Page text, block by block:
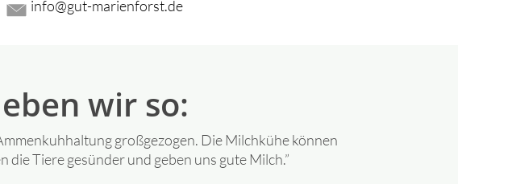
info@gut-marienforst.de
wir so:
großgezogen. Die Milchkühe können
die Tiere gesünder und geben uns gute Milch.”